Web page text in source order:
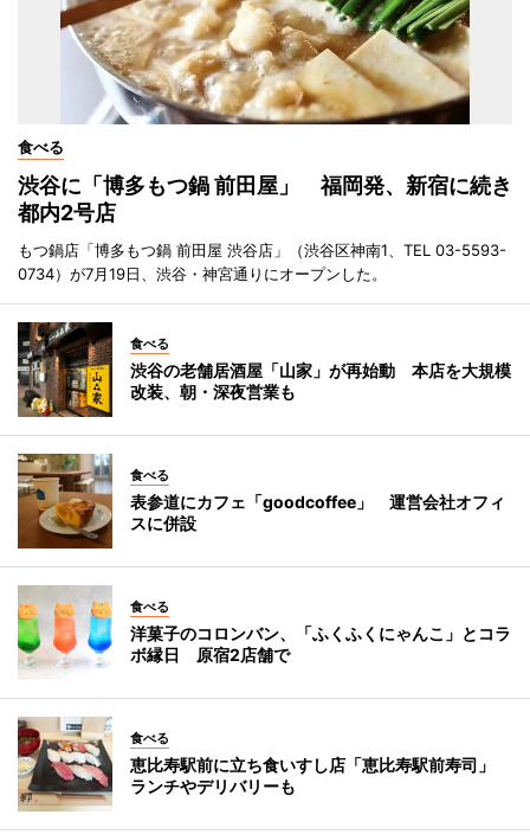
食べる
渋谷に「博多もつ鍋 前田屋」 福岡発、新宿に続き
都内2号店
もつ鍋店「博多もつ鍋 前田屋 渋谷店」（渋谷区神南1、TEL 03-5593-
0734）が7月19日、渋谷・神宮通りにオープンした。
食べる
渋谷の老舗居酒屋「山家」が再始動 本店を大規模
改装、朝・深夜営業も
食べる
表参道にカフェ「goodcoffee」 運営会社オフィ
スに併設
食べる
洋菓子のコロンバン、「ふくふくにゃんこ」とコラ
ボ縁日 原宿2店舗で
食べる
恵比寿駅前に立ち食いすし店「恵比寿駅前寿司」
ランチやデリバリーも